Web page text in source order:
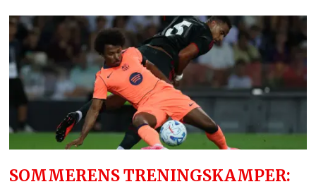
SOMMERENS TRENINGSKAMPER: